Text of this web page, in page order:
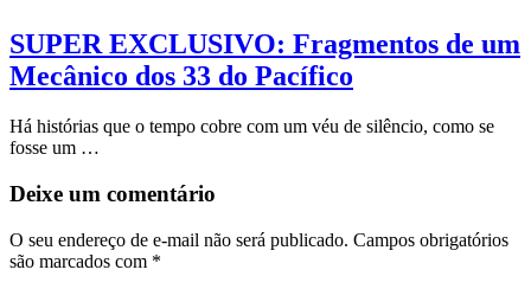
SUPER EXCLUSIVO: Fragmentos de um
Mecânico dos 33 do Pacífico
Há histórias que o tempo cobre com um véu de silêncio, como se
fosse um …
Deixe um comentário
O seu endereço de e-mail não será publicado. Campos obrigatórios
são marcados com *